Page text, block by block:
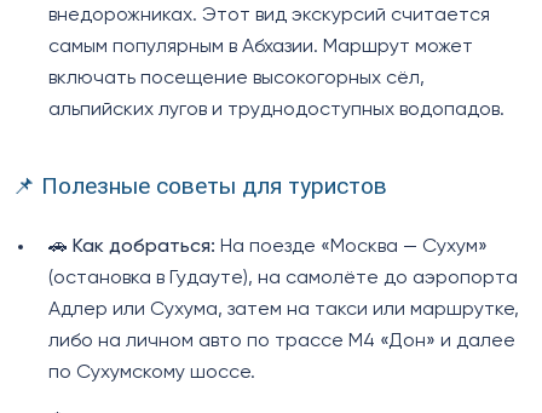
внедорожниках. Этот вид экскурсий считается
самым популярным в Абхазии. Маршрут может
включать посещение высокогорных сёл,
альпийских лугов и труднодоступных водопадов.
📌 Полезные советы для туристов
🚗 Как добраться: На поезде «Москва — Сухум»
(остановка в Гудауте), на самолёте до аэропорта
Адлер или Сухума, затем на такси или маршрутке,
либо на личном авто по трассе М4 «Дон» и далее
по Сухумскому шоссе.